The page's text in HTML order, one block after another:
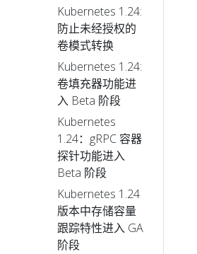
Kubernetes 1.24:
防止未经授权的
卷模式转换
Kubernetes 1.24:
卷填充器功能进
入 Beta 阶段
Kubernetes
1.24：gRPC 容器
探针功能进入
Beta 阶段
Kubernetes 1.24
版本中存储容量
跟踪特性进入 GA
阶段